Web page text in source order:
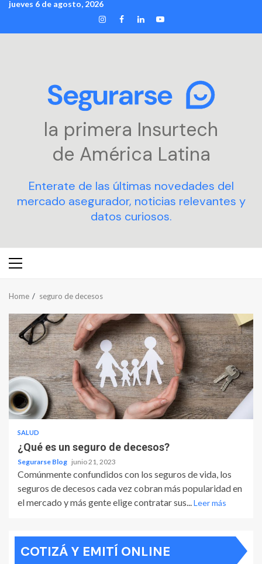
Skip
content
jueves 6 de agosto, 2026
INSTAGRAM
FACEBOOK
LINKEDIN
YOUTUBE
la primera Insurtech
de América Latina
Enterate de las últimas novedades del
mercado asegurador, noticias relevantes y
datos curiosos.
Primary
Home seguro de decesos
SALUD
¿Qué es un seguro de decesos?
Segurarse Blog junio 21, 2023
Comúnmente confundidos con los seguros de vida, los
seguros de decesos cada vez cobran más popularidad en
el mercado y más gente elige contratar sus...Leer más
COTIZÁ Y EMITÍ ONLINE